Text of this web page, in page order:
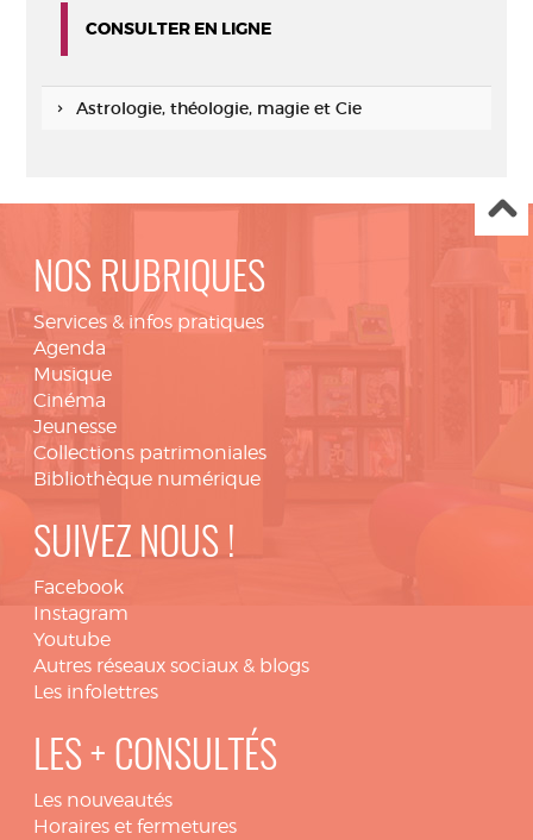
CONSULTER EN LIGNE
Astrologie, théologie, magie et Cie
NOS RUBRIQUES
Services & infos pratiques
Agenda
Musique
Cinéma
Jeunesse
Collections patrimoniales
Bibliothèque numérique
SUIVEZ NOUS !
Facebook
Instagram
Youtube
Autres réseaux sociaux & blogs
Les infolettres
LES + CONSULTÉS
Les nouveautés
Horaires et fermetures